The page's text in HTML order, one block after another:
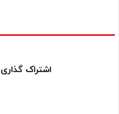
اشتراک